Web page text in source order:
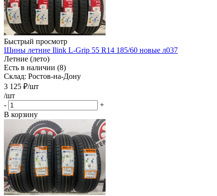
Быстрый просмотр
Шины летние Ilink L-Grip 55 R14 185/60 новые л037
Летние (лето)
Есть в наличии (8)
Склад: Ростов-на-Дону
3 125 ₽/шт
/шт
-
+
В корзину